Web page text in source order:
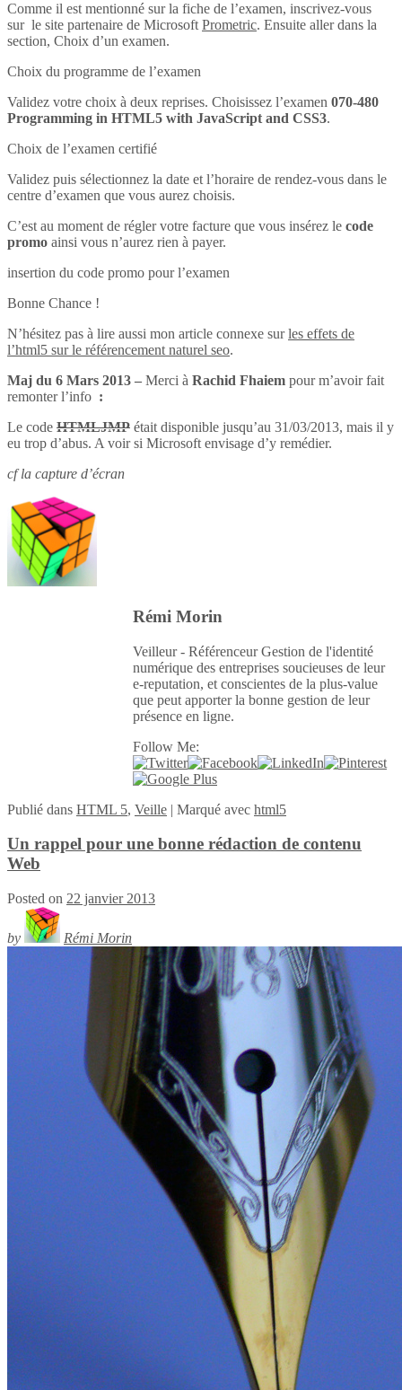
Comme il est mentionné sur la fiche de l’examen, inscrivez-vous
sur le site partenaire de Microsoft Prometric. Ensuite aller dans la
section, Choix d’un examen.
Choix du programme de l’examen
Validez votre choix à deux reprises. Choisissez l’examen 070-480
Programming in HTML5 with JavaScript and CSS3.
Choix de l’examen certifié
Validez puis sélectionnez la date et l’horaire de rendez-vous dans le
centre d’examen que vous aurez choisis.
C’est au moment de régler votre facture que vous insérez le code
promo ainsi vous n’aurez rien à payer.
insertion du code promo pour l’examen
Bonne Chance !
N’hésitez pas à lire aussi mon article connexe surles effets de
l’html5 sur le référencement naturel seo.
Maj du 6 Mars 2013 – Merci à Rachid Fhaiem pour m’avoir fait
remonter l’info :
Le code HTMLJMP était disponible jusqu’au 31/03/2013, mais il y
eu trop d’abus. A voir si Microsoft envisage d’y remédier.
cf la capture d’écran
Rémi Morin
Veilleur - Référenceur Gestion de l'identité
numérique des entreprises soucieuses de leur
e-reputation, et conscientes de la plus-value
que peut apporter la bonne gestion de leur
présence en ligne.
Follow Me:
Publié dans HTML 5, Veille | Marqué avec html5
Un rappel pour une bonne rédaction de contenu
Web
Posted on 22 janvier 2013
by Rémi Morin